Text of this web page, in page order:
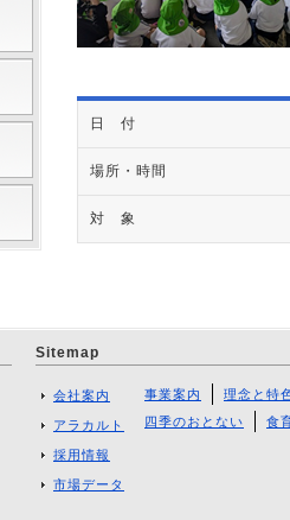
日 付
場所・時間
対 象
Sitemap
会社案内
アラカルト
採用情報
市場データ
事業案内 理念と特
四季のおとない
食